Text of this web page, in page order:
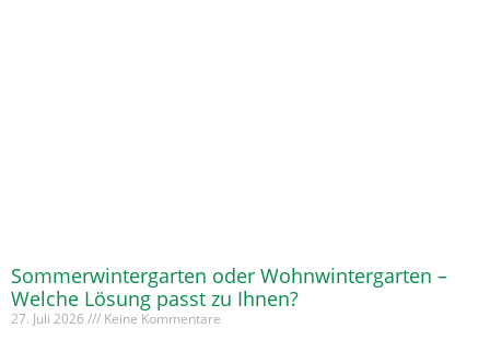
Sommerwintergarten oder Wohnwintergarten –
Welche Lösung passt zu Ihnen?
27. Juli 2026 Keine Kommentare